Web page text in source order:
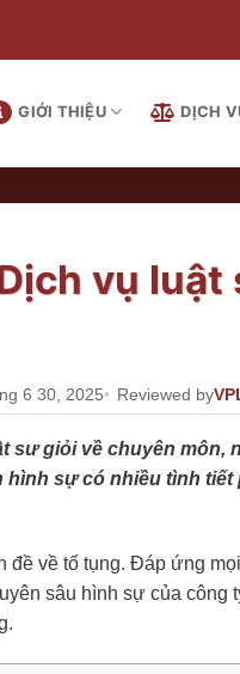
GIỚI THIỆU DỊCH
vụ luật
6 30, 2025 Reviewed by
sư giỏi về chuyên
sự có nhiều tình
đề về tố tụng. Đáp ứng
sâu hình sự của công